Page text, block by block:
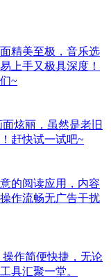
精美至极，音乐选
上手又极具深度！
~
炫丽，虽然是老旧
赶快试一试吧~
的阅读应用，内容
作流畅无广告干扰
作简便快捷，无论
具汇聚一堂。